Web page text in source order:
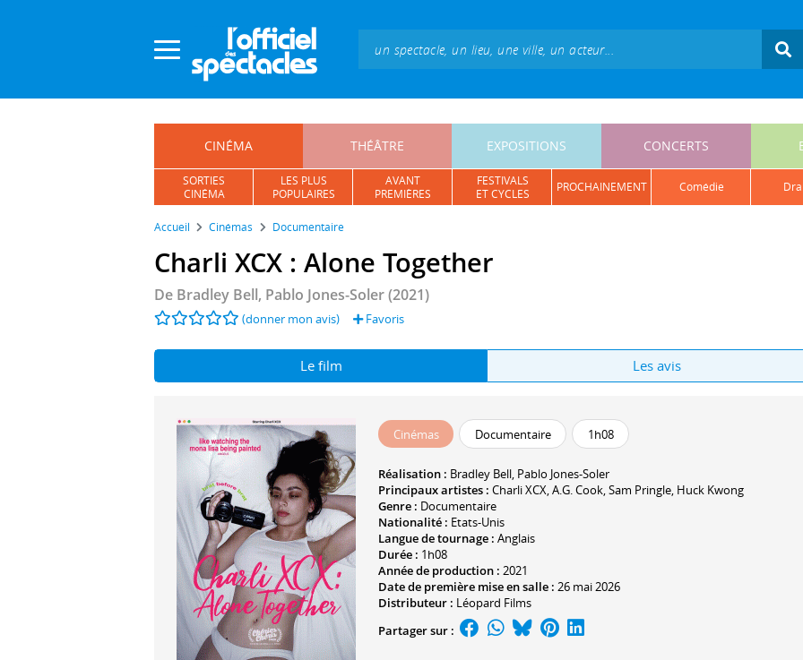
CINÉMA THÉÂTRE EXPOSITIONS CONCERTS
SORTIES
CINÉMA
LES PLUS
POPULAIRES
AVANT
PREMIÈRES
FESTIVALS
ET CYCLES
PROCHAINEMENT comédie
Accueil Cinémas Documentaire
Charli XCX : Alone Together
De Bradley Bell, Pablo Jones-Soler(2021)
(donner mon avis) Favoris
Le film Les avis
Cinémas Documentaire 1h08
Réalisation : Bradley Bell, Pablo Jones-Soler
Principaux artistes : Charli XCX,A.G. Cook,Sam Pringle, Huck Kwong
Genre : Documentaire
Nationalité : Etats-Unis
Langue de tournage : Anglais
Durée : 1h08
Année de production : 2021
Date de première mise en salle : 26 mai 2026
Distributeur : Léopard Films
Partager sur :